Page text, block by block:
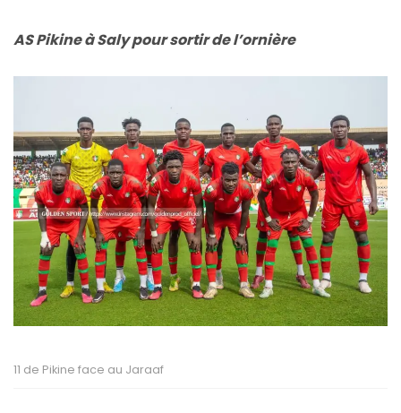
AS Pikine à Saly pour sortir de l’ornière
11 de Pikine face au Jaraaf